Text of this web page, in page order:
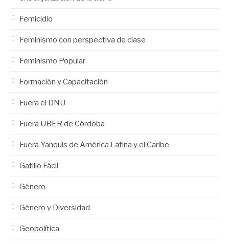
Femicidio
Feminismo con perspectiva de clase
Feminismo Popular
Formación y Capacitación
Fuera el DNU
Fuera UBER de Córdoba
Fuera Yanquis de América Latina y el Caribe
Gatillo Fácil
Género
Género y Diversidad
Geopolítica